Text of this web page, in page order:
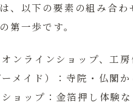
、以下の要素の組み合
第一歩です。
ンラインショップ、工
メイド）： 寺院・仏閣
ョップ： 金箔押し体験